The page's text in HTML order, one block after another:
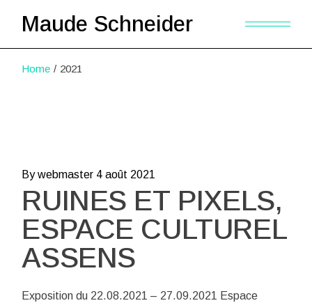
Maude Schneider
Home 2021
By webmaster 4 août 2021
RUINES ET PIXELS,
ESPACE CULTUREL
ASSENS
Exposition du 22.08.2021 – 27.09.2021 Espace